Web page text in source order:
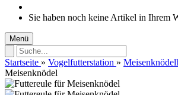
Sie haben noch keine Artikel in Ihrem
Menü
Startseite » Vogelfutterstation »
Meisenknödel